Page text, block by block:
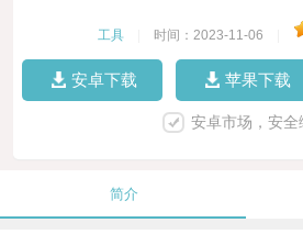
工具 时间：2023-11-06
安卓下载 苹果下载
安卓市场，安全
简介